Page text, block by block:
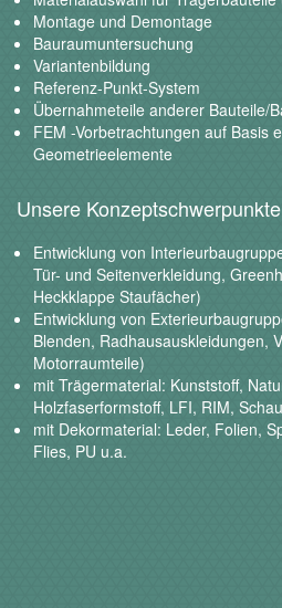
Montage und Demontage
Bauraumuntersuchung
Variantenbildung
Referenz-Punkt-System
Übernahmeteile anderer Bauteile/
FEM -Vorbetrachtungen auf Basis
Geometrieelemente
Unsere
Entwicklung von
Tür- und Seitenverkleidung,
Heckklappe Staufächer)
Entwicklung von
Blenden, Radhausauskleidungen,
Motorraumteile)
mit Trägermaterial: Kunststoff,
Holzfaserformstoff, LFI, RIM,
mit Dekormaterial: Leder, Folien,
Flies, PU u.a.